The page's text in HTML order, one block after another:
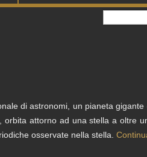
di astronomi, un pianeta
attorno ad una stella a oltre
osservate nella stella.